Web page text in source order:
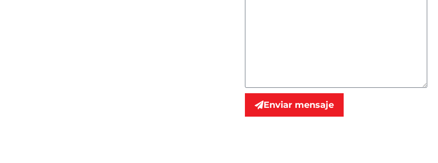
Enviar mensaje